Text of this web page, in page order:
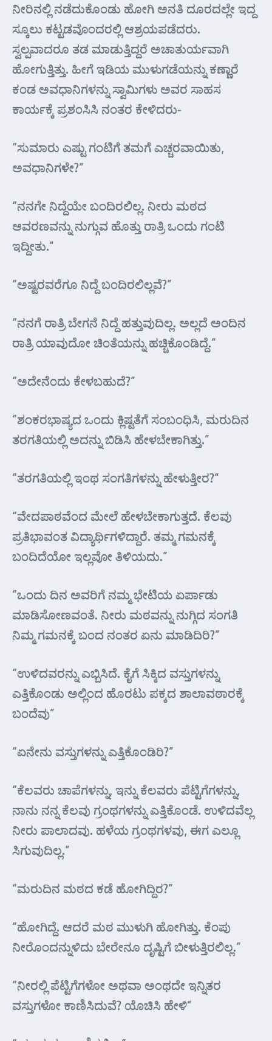
ನೀರಿನಲ್ಲಿ ನಡೆದುಕೊಂಡು ಹೋಗಿ ಅನತಿ ದೂರದಲ್ಲೇ ಇದ್ದ
ಸ್ಕೂಲು ಕಟ್ಟಡವೊಂದರಲ್ಲಿ ಆಶ್ರಯಪಡೆದರು.
ಸ್ವಲ್ಪವಾದರೂ ತಡ ಮಾಡುತ್ತಿದ್ದರೆ ಅಚಾತುರ್ಯವಾಗಿ
ಹೋಗುತ್ತಿತ್ತು. ಹೀಗೆ ಇಡಿಯ ಮುಳುಗಡೆಯನ್ನು ಕಣ್ಣಾರೆ
ಕಂಡ ಅವಧಾನಿಗಳನ್ನು ಸ್ವಾಮಿಗಳು ಅವರ ಸಾಹಸ
ಕಾರ್ಯಕ್ಕೆ ಪ್ರಶಂಸಿಸಿ ನಂತರ ಕೇಳಿದರು-
“ಸುಮಾರು ಎಷ್ಟು ಗಂಟಿಗೆ ತಮಗೆ ಎಚ್ಚರವಾಯಿತು,
ಅವಧಾನಿಗಳೇ?”
“ನನಗೇ ನಿದ್ದೆಯೇ ಬಂದಿರಲಿಲ್ಲ. ನೀರು ಮಠದ
ಆವರಣವನ್ನು ನುಗ್ಗುವ ಹೊತ್ತು ರಾತ್ರಿ ಒಂದು ಗಂಟಿ
ಇದ್ದೀತು.”
“ಅಷ್ಟರವರೆಗೂ ನಿದ್ದೆ ಬಂದಿರಲಿಲ್ಲವೆ?”
“ನನಗೆ ರಾತ್ರಿ ಬೇಗನೆ ನಿದ್ದೆ ಹತ್ತುವುದಿಲ್ಲ. ಅಲ್ಲದೆ ಅಂದಿನ
ರಾತ್ರಿ ಯಾವುದೋ ಚಿಂತೆಯನ್ನು ಹಚ್ಚಿಕೊಂಡಿದ್ದೆ.”
“ಅದೇನೆಂದು ಕೇಳಬಹುದೆ?”
“ಶಂಕರಭಾಷ್ಯದ ಒಂದು ಕ್ಲಿಷ್ಟತೆಗೆ ಸಂಬಂಧಿಸಿ, ಮರುದಿನ
ತರಗತಿಯಲ್ಲಿ ಅದನ್ನು ಬಿಡಿಸಿ ಹೇಳಬೇಕಾಗಿತ್ತು.”
“ತರಗತಿಯಲ್ಲಿ ಇಂಥ ಸಂಗತಿಗಳನ್ನು ಹೇಳುತ್ತೀರ?”
“ವೇದಪಾಠವೆಂದ ಮೇಲೆ ಹೇಳಬೇಕಾಗುತ್ತದೆ. ಕೆಲವು
ಪ್ರತಿಭಾವಂತ ವಿದ್ಯಾರ್ಥಿಗಳಿದ್ದಾರೆ. ತಮ್ಮ ಗಮನಕ್ಕೆ
ಬಂದಿದೆಯೋ ಇಲ್ಲವೋ ತಿಳಿಯದು.”
“ಒಂದು ದಿನ ಅವರಿಗೆ ನಮ್ಮ ಭೇಟಿಯ ಏರ್ಪಾಡು
ಮಾಡಿಸೋಣವಂತೆ. ನೀರು ಮಠವನ್ನು ನುಗ್ಗಿದ ಸಂಗತಿ
ನಿಮ್ಮ ಗಮನಕ್ಕೆ ಬಂದ ನಂತರ ಏನು ಮಾಡಿದಿರಿ?”
“ಉಳಿದವರನ್ನು ಎಬ್ಬಿಸಿದೆ. ಕೈಗೆ ಸಿಕ್ಕಿದ ವಸ್ತುಗಳನ್ನು
ಎತ್ತಿಕೊಂಡು ಅಲ್ಲಿಂದ ಹೊರಟು ಪಕ್ಕದ ಶಾಲಾವಠಾರಕ್ಕೆ
ಬಂದೆವು”
“ಏನೇನು ವಸ್ತುಗಳನ್ನು ಎತ್ತಿಕೊಂಡಿರಿ?”
“ಕೆಲವರು ಚಾಪೆಗಳನ್ನು, ಇನ್ನು ಕೆಲವರು ಪೆಟ್ಟಿಗೆಗಳನ್ನು,
ನಾನು ನನ್ನ ಕೆಲವು ಗ್ರಂಥಗಳನ್ನು ಎತ್ತಿಕೊಂಡೆ. ಉಳಿದವೆಲ್ಲ
ನೀರು ಪಾಲಾದವು. ಹಳೆಯ ಗ್ರಂಥಗಳವು, ಈಗ ಎಲ್ಲೂ
ಸಿಗುವುದಿಲ್ಲ.”
“ಮರುದಿನ ಮಠದ ಕಡೆ ಹೋಗಿದ್ದಿರ?”
“ಹೋಗಿದ್ದೆ. ಆದರೆ ಮಠ ಮುಳುಗಿ ಹೋಗಿತ್ತು. ಕೆಂಪು
ನೀರೊಂದನ್ನುಳಿದು ಬೇರೇನೂ ದೃಷ್ಟಿಗೆ ಬೀಳುತ್ತಿರಲಿಲ್ಲ.”
“ನೀರಲ್ಲಿ ಪೆಟ್ಟಿಗೆಗಳೋ ಅಥವಾ ಅಂಥದೇ ಇನ್ನಿತರ
ವಸ್ತುಗಳೋ ಕಾಣಿಸಿದುವೆ? ಯೊಚಿಸಿ ಹೇಳಿ”